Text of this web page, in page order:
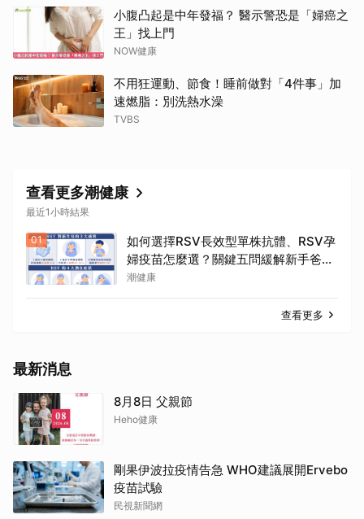
小腹凸起是中年發福？ 醫示警恐是「婦癌之
王」找上門
NOW健康
不用狂運動、節食！睡前做對「4件事」加
速燃脂：別洗熱水澡
TVBS
查看更多潮健康
最近1小時結果
01
如何選擇RSV長效型單株抗體、RSV孕
婦疫苗怎麼選？關鍵五問緩解新手爸媽
焦慮
潮健康
查看更多
最新消息
8月8日 父親節
Heho健康
剛果伊波拉疫情告急 WHO建議展開Ervebo
疫苗試驗
民視新聞網